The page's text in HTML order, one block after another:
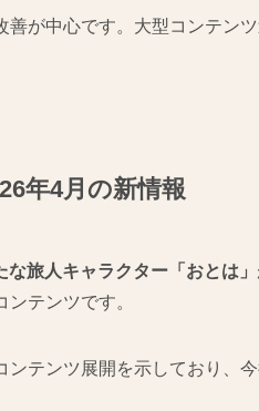
が中心です。大型コンテン
年4月の新情報
な旅人キャラクター「おとは」
テンツです。
ンテンツ展開を示しており、